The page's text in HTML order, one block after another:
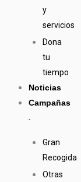
y
servicios
Dona
tu
tiempo
Noticias
Campañas
Gran
Recogida
Otras